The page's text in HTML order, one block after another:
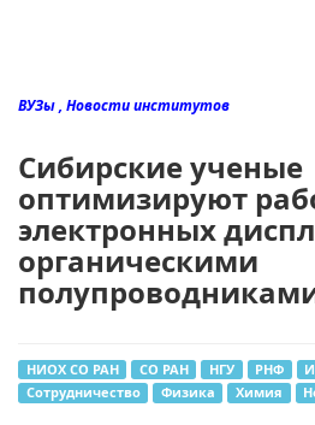
ВУЗы , Новости институтов
Сибирские ученые
оптимизируют
электронных
органическими
НИОХ СО РАН СО РАН НГУ РНФ
Сотрудничество
Физика Химия